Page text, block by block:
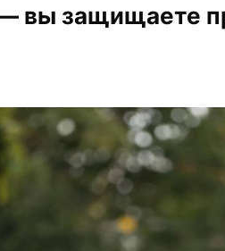
вы защищаете